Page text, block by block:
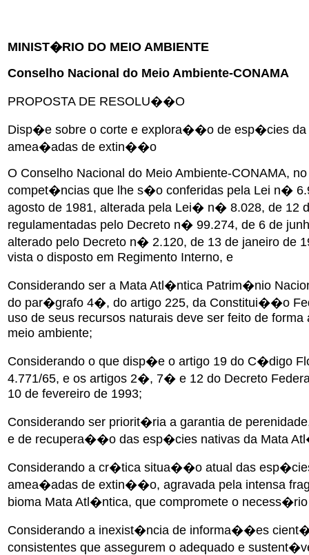
MINIST�RIO DO MEIO AMBIENTE
Conselho Nacional do Meio Ambiente-CONAMA
PROPOSTA DE RESOLU��O
Disp�e sobre o corte e explora��o de esp�cies da
amea�adas de extin��o
O Conselho Nacional do Meio Ambiente-CONAMA,
compet�ncias que lhe s�o conferidas pela Lei n�
agosto de 1981, alterada pela Lei� n� 8.028, de 12
regulamentadas pelo Decreto n� 99.274, de 6 de
alterado pelo Decreto n� 2.120, de 13 de janeiro de
vista o disposto em Regimento Interno, e
Considerando ser a Mata Atl�ntica Patrim�nio
do par�grafo 4�, do artigo 225, da Constitui��o
uso de seus recursos naturais deve ser feito de forma
meio ambiente;
Considerando o que disp�e o artigo 19 do C�digo
4.771/65, e os artigos 2�, 7� e 12 do Decreto
10 de fevereiro de 1993;
Considerando ser priorit�ria a garantia de
e de recupera��o das esp�cies nativas da Mata
Considerando a cr�tica situa��o atual das
amea�adas de extin��o, agravada pela intensa
bioma Mata Atl�ntica, que compromete o
Considerando a inexist�ncia de informa��es
consistentes que assegurem o adequado e